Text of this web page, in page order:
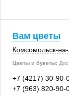
Вам цветы
Комсомольск-
Цветы и букеты:
+7 (4217) 30-90-
+7 (963) 820-90-